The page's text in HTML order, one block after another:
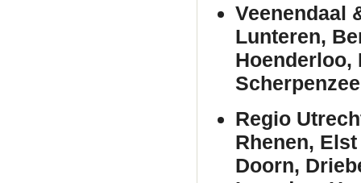
Veenendaal
Lunteren,
Hoenderloo,
Regio
Rhenen,
Doorn,